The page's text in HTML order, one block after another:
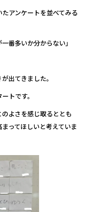
アンケートを並べてみる
番多いか分からない」
出てきました。
トです。
よさを感じ取るととも
ってほしいと考えていま